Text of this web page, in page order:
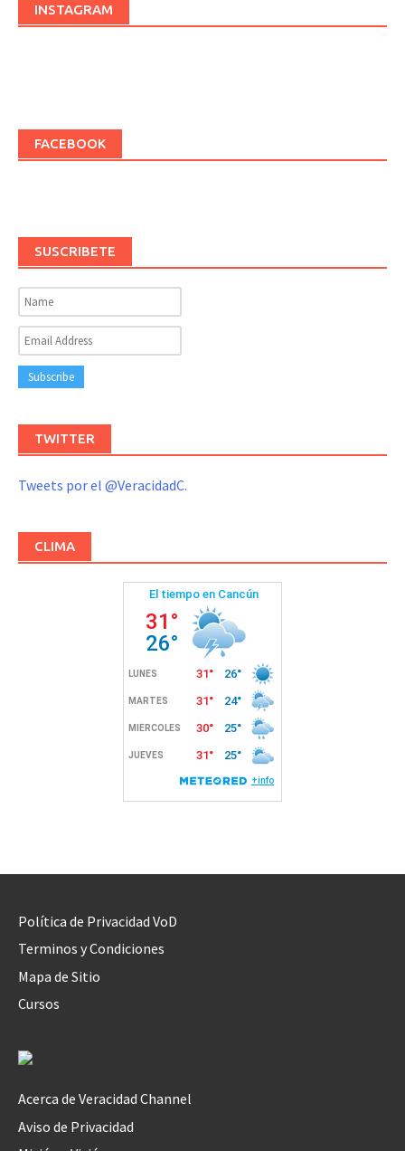
INSTAGRAM
FACEBOOK
SUSCRIBETE
TWITTER
Tweets por el @VeracidadC.
CLIMA
Política de Privacidad VoD
Terminos y Condiciones
Mapa de Sitio
Cursos
Acerca de Veracidad Channel
Aviso de Privacidad